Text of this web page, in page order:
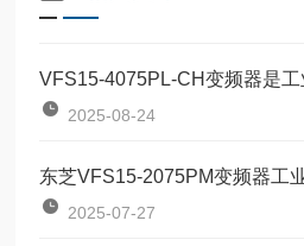
VFS15-4075PL-CH变频器是
2025-08-24
2025-07-27